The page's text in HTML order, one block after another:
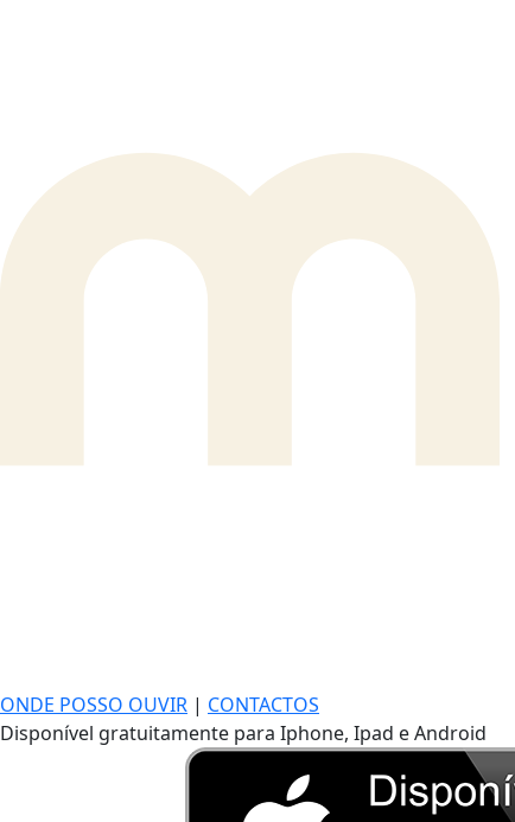
ONDE POSSO OUVIR | CONTACTOS
Disponível gratuitamente para Iphone, Ipad e Android